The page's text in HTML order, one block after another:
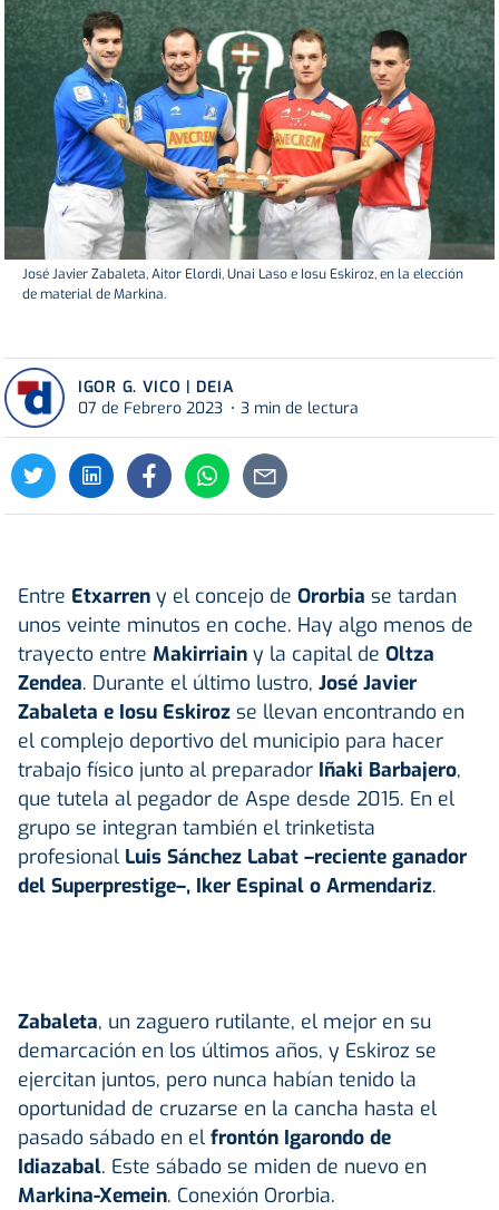
José Javier Zabaleta, Aitor Elordi, Unai Laso e Iosu Eskiroz, en la elección
de material de Markina.
IGOR G. VICO | DEIA
07 de Febrero 2023
3 min de lectura
Entre Etxarren y el concejo de Ororbia se tardan
unos veinte minutos en coche. Hay algo menos de
trayecto entre Makirriain y la capital de Oltza
Zendea. Durante el último lustro, José Javier
Zabaleta e Iosu Eskiroz se llevan encontrando en
el complejo deportivo del municipio para hacer
trabajo físico junto al preparador Iñaki Barbajero,
que tutela al pegador de Aspe desde 2015. En el
grupo se integran también el trinketista
profesional Luis Sánchez Labat –reciente ganador
del Superprestige–, Iker Espinal o Armendariz.
Zabaleta, un zaguero rutilante, el mejor en su
demarcación en los últimos años, y Eskiroz se
ejercitan juntos, pero nunca habían tenido la
oportunidad de cruzarse en la cancha hasta el
pasado sábado en el frontón Igarondo de
Idiazabal. Este sábado se miden de nuevo en
Markina-Xemein. Conexión Ororbia.